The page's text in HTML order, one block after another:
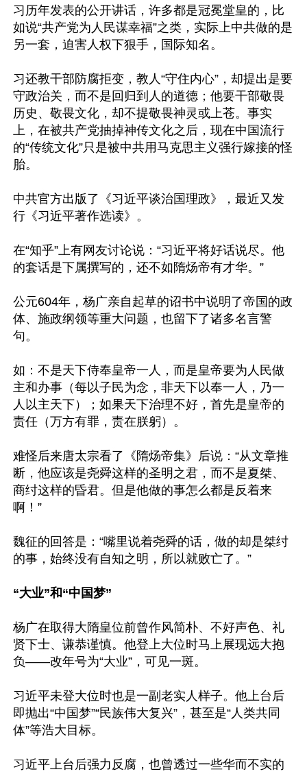
习历年发表的公开讲话，许多都是冠冕堂皇的，比
如说“共产党为人民谋幸福”之类，实际上中共做的是
另一套，迫害人权下狠手，国际知名。
习还教干部防腐拒变，教人“守住内心”，却提出是要
守政治关，而不是回归到人的道德；他要干部敬畏
历史、敬畏文化，却不提敬畏神灵或上苍。事实
上，在被共产党抽掉神传文化之后，现在中国流行
的“传统文化”只是被中共用马克思主义强行嫁接的怪
胎。
中共官方出版了《习近平谈治国理政》，最近又发
行《习近平著作选读》。
在“知乎”上有网友讨论说：“习近平将好话说尽。他
的套话是下属撰写的，还不如隋炀帝有才华。”
公元604年，杨广亲自起草的诏书中说明了帝国的政
体、施政纲领等重大问题，也留下了诸多名言警
句。
如：不是天下侍奉皇帝一人，而是皇帝要为人民做
主和办事（每以子民为念，非天下以奉一人，乃一
人以主天下）；如果天下治理不好，首先是皇帝的
责任（万方有罪，责在朕躬）。
难怪后来唐太宗看了《隋炀帝集》后说：“从文章推
断，他应该是尧舜这样的圣明之君，而不是夏桀、
商纣这样的昏君。但是他做的事怎么都是反着来
啊！”
魏征的回答是：“嘴里说着尧舜的话，做的却是桀纣
的事，始终没有自知之明，所以就败亡了。”
“大业”和“中国梦”
杨广在取得大隋皇位前曾作风简朴、不好声色、礼
贤下士、谦恭谨慎。他登上大位时马上展现远大抱
负——改年号为“大业”，可见一斑。
习近平未登大位时也是一副老实人样子。他上台后
即抛出“中国梦”“民族伟大复兴”，甚至是“人类共同
体”等浩大目标。
习近平上台后强力反腐，也曾透过一些华而不实的